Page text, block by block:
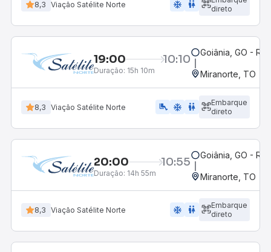
8,3 Viação Satélite Norte ac_unit wc
direto
19:00 10:10
Duração: 15h 10m
Goiânia, GO -
Miranorte, TO
8,3 Viação Satélite Norte airline_seat_legroom_extra ac_unit wc
Embarque
direto
20:00 10:55
Duração: 14h 55m
Goiânia, GO -
Miranorte, TO
8,3 Viação Satélite Norte ac_unit wc
Embarque
direto